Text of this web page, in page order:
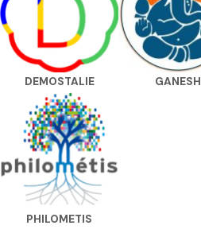
DEMOSTALIE GANESH
PHILOMETIS